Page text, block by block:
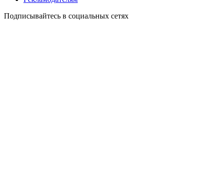
Подписывайтесь в социальных сетях